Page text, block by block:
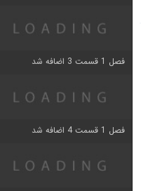
فصل 1 قسمت 3 اضافه شد
فصل 1 قسمت 4 اضافه شد